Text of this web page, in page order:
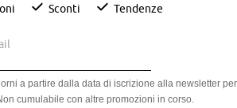
Sconti Tendenze
a partire dalla data di iscrizione alla newsletter per
cumulabile con altre promozioni in corso.